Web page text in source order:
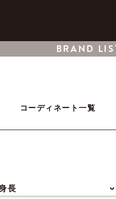
BRAND
コーディネート一覧
長